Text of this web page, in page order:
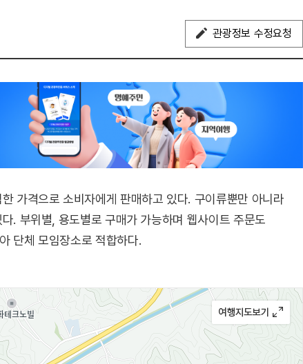
관광정보 수정요청
가격으로 소비자에게 판매하고 있다. 구이류뿐만 아니라
. 부위별, 용도별로 구매가 가능하며 웹사이트 주문도
단체 모임장소로 적합하다.